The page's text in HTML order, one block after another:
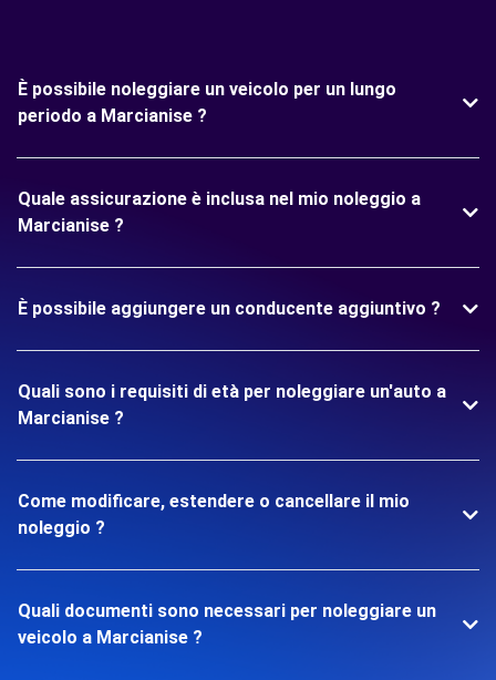
È possibile noleggiare un veicolo per un lungo
periodo a Marcianise ?
Quale assicurazione è inclusa nel mio noleggio a
Marcianise ?
È possibile aggiungere un conducente aggiuntivo ?
Quali sono i requisiti di età per noleggiare un'auto a
Marcianise ?
Come modificare, estendere o cancellare il mio
noleggio ?
Quali documenti sono necessari per noleggiare un
veicolo a Marcianise ?